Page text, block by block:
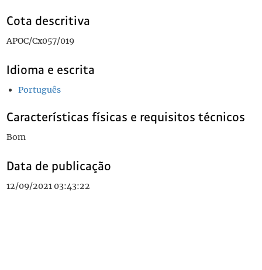
Cota descritiva
APOC/Cx057/019
Idioma e escrita
Português
Características físicas e requisitos técnicos
Bom
Data de publicação
12/09/2021 03:43:22